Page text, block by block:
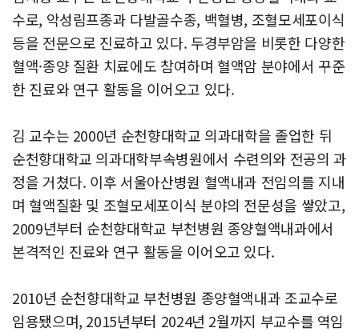
수로, 악성림프종과 다발골수종, 백혈병, 조혈모세포이식
등을 전문으로 진료하고 있다. 두경부암을 비롯한 다양한
혈액·종양 질환 치료에도 참여하며 혈액암 분야에서 꾸준
한 진료와 연구 활동을 이어오고 있다.
김 교수는 2000년 순천향대학교 의과대학을 졸업한 뒤
순천향대학교 의과대학부속병원에서 수련의와 전공의 과
정을 거쳤다. 이후 서울아산병원 혈액내과 전임의를 지내
며 혈액질환 및 조혈모세포이식 분야의 전문성을 쌓았고,
2009년부터 순천향대학교 부천병원 종양혈액내과에서
본격적인 진료와 연구 활동을 이어오고 있다.
2010년 순천향대학교 부천병원 종양혈액내과 조교수로
임용됐으며, 2015년부터 2024년 2월까지 부교수를 역임